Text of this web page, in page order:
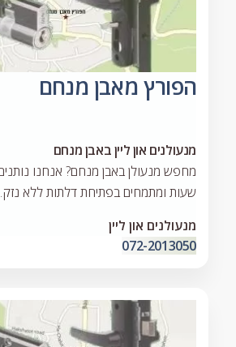
הפורץ מאבן מנחם
מנעולנים און ליין באבן מנחם
שעות ומתמחים בפתיחת דלתות ללא נזק.
מנעולנים און ליין
072-2013050